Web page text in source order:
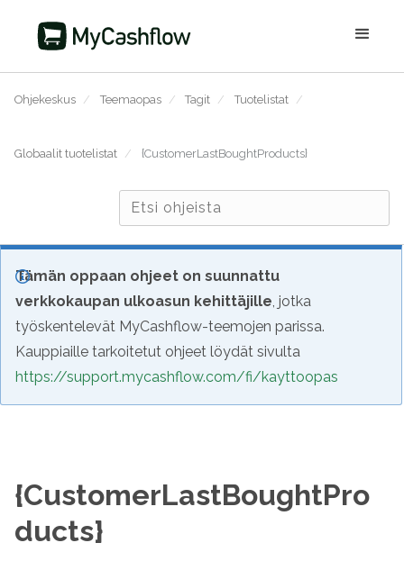
Ohjekeskus / Teemaopas / Tagit / Tuotelistat /
Globaalit tuotelistat / {CustomerLastBoughtProducts}
Tämän oppaan ohjeet on suunnattu
verkkokaupan ulkoasun kehittäjille, jotka
työskentelevät MyCashflow-teemojen parissa.
Kauppiaille tarkoitetut ohjeet löydät sivulta
https://support.mycashflow.com/fi/kayttoopas
{CustomerLastBoughtPro
ducts}